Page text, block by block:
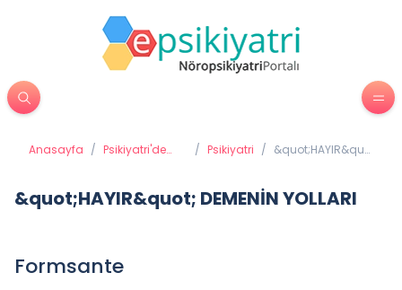
Anasayfa / Psikiyatri'de
/ Psikiyatri / &quot;HAYIR&quot;
&quot;HAYIR&quot; DEMENİN YOLLARI
Formsante